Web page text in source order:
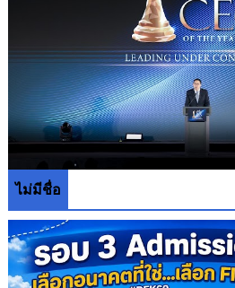
ไม่มีชื่อ